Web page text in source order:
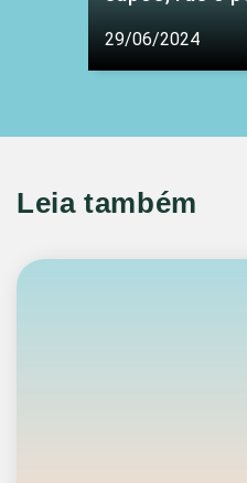
29/06/2024
Leia também